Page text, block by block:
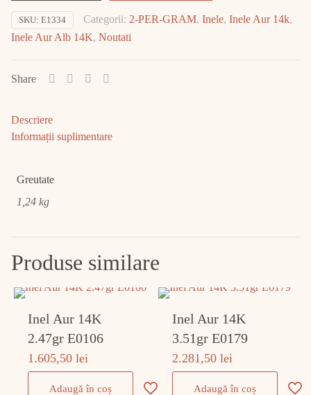
Alb
14K
E1334
SKU: E1334 Categorii: 2-PER-GRAM, Inele, Inele Aur 14k,
Inele Aur Alb 14K, Noutati
Share
Descriere
Informații suplimentare
Greutate
1,24 kg
Produse similare
Inel Aur 14K
2.47gr E0106
1.605,50lei
Adaugă în coș
Inel Aur 14K
3.51gr E0179
2.281,50lei
Adaugă în coș